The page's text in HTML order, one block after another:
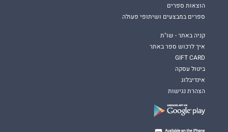
הוצאות ספרים
ספרים במבצעים ושיתופי פעולה
קניה באתר - שו"ת
איך לרכוש ספר באתר
GIFT CARD
ביטול עסקה
אינדיבלוג
הצהרת נגישות